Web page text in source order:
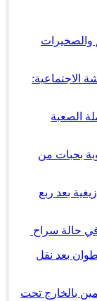
والصخيرات
الاجتماعية:
الصعبة
بحبات من
بعد ربع
في حالة سراح
بعد نقل
بالخارج تحت